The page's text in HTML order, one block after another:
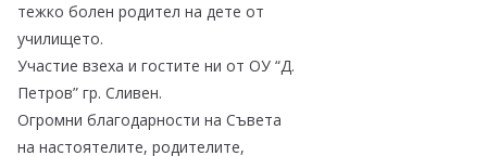
тежко болен родител на дете от
училището.
Участие взеха и гостите ни от ОУ “Д.
Петров” гр. Сливен.
Огромни благодарности на Съвета
на настоятелите, родителите,